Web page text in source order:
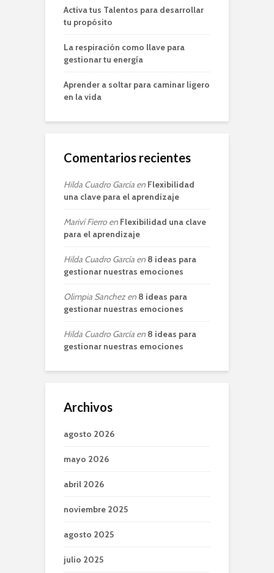
Activa tus Talentos para desarrollar
tu propósito
La respiración como llave para
gestionar tu energía
Aprender a soltar para caminar ligero
en la vida
Comentarios recientes
Hilda Cuadro García en Flexibilidad
una clave para el aprendizaje
Mariví Fierroen Flexibilidad una clave
para el aprendizaje
Hilda Cuadro García en 8 ideas para
gestionar nuestras emociones
Olimpia Sanchezen 8 ideas para
gestionar nuestras emociones
Hilda Cuadro García en 8 ideas para
gestionar nuestras emociones
Archivos
agosto 2026
mayo 2026
abril 2026
noviembre 2025
agosto 2025
julio 2025